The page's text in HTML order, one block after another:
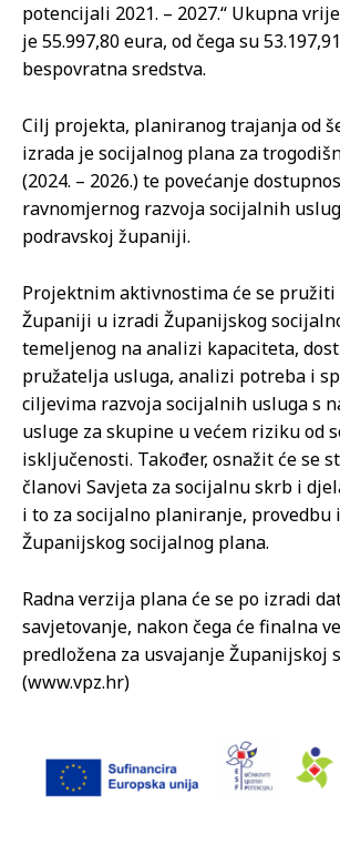
potencijali 2021. – 2027.“ Ukupna
je 55.997,80 eura, od čega su
bespovratna sredstva.
Cilj projekta, planiranog trajanja od
izrada je socijalnog plana za
(2024. – 2026.) te povećanje
ravnomjernog razvoja socijalnih
podravskoj županiji.
Projektnim aktivnostima će se pružiti
Županiji u izradi Županijskog
temeljenog na analizi kapaciteta,
pružatelja usluga, analizi potreba i
ciljevima razvoja socijalnih usluga s
usluge za skupine u većem riziku od
isključenosti. Također, osnažit će se
članovi Savjeta za socijalnu skrb i
i to za socijalno planiranje, provedbu
Županijskog socijalnog plana.
Radna verzija plana će se po izradi
savjetovanje, nakon čega će finalna
predložena za usvajanje Županijskoj
(www.vpz.hr)